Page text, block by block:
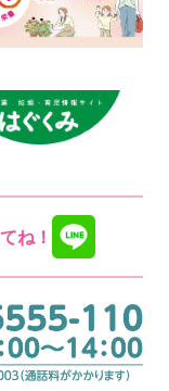
ね！